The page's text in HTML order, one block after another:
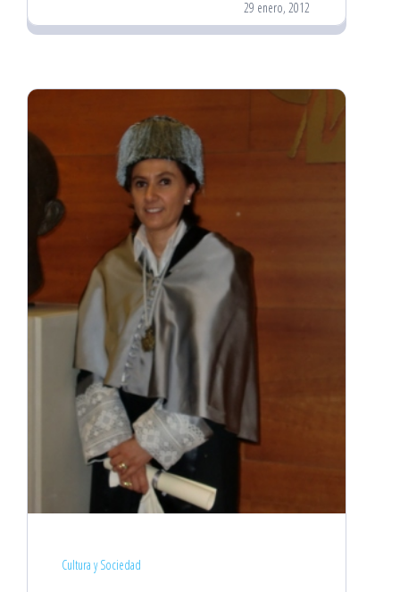
29 enero, 2012
Cultura y Sociedad